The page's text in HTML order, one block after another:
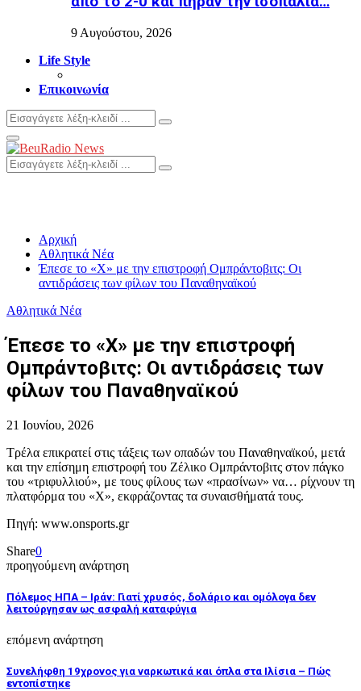
9 Αυγούστου, 2026
Life Style
Επικοινωνία
Search
for:
Search
Primary
Menu
Search
for:
Search
Αρχική
Αθλητικά Νέα
Έπεσε το «X» με την επιστροφή Ομπράντοβιτς: Οι
αντιδράσεις των φίλων του Παναθηναϊκού
Αθλητικά Νέα
Έπεσε το «X» με την επιστροφή
Ομπράντοβιτς: Οι αντιδράσεις των
φίλων του Παναθηναϊκού
21 Ιουνίου, 2026
Τρέλα επικρατεί στις τάξεις των οπαδών του Παναθηναϊκού, μετά
και την επίσημη επιστροφή του Ζέλικο Ομπράντοβιτς στον πάγκο
του «τριφυλλιού», με τους φίλους των «πρασίνων» να… ρίχνουν τη
πλατφόρμα του «X», εκφράζοντας τα συναισθήματά τους.
Πηγή: www.onsports.gr
Share0
προηγούμενη ανάρτηση
Πόλεμος ΗΠΑ – Ιράν: Γιατί χρυσός, δολάριο και ομόλογα δεν
λειτούργησαν ως ασφαλή καταφύγια
επόμενη ανάρτηση
Συνελήφθη 19χρονος για ναρκωτικά και όπλα στα Ιλίσια – Πώς
εντοπίστηκε